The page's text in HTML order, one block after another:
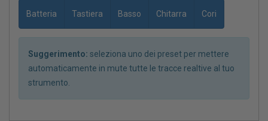
Batteria Tastiera Basso Chitarra Cori
Suggerimento: seleziona uno dei preset per mettere
automaticamente in mute tutte le tracce realtive al tuo
strumento.